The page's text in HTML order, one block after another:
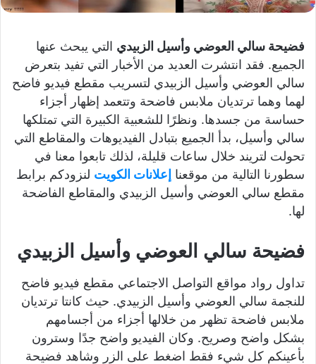
فضيحة سالي العوضي وأسيل الزبيدي التي يبحث عنها
الجميع. فقد انتشرت العديد من الأخبار التي تفيد بتعرض
سالي العوضي وأسيل الزبيدي لتسريب مقطع فيديو فاضح
لهما وهما ترتديان ملابس فاضحة وتتعمد إظهار أجزاء
حساسة من جسدها. ونظرًا للشعبية الكبيرة التي تمتلكها
سالي وأسيل، بدأ الجميع بتبادل الفيديوهات والمقاطع التي
تحولت لتريند خلال ساعات قليلة، لذلك تابعوا معنا في
سطورنا التالية من موقعنا إعلانات الكويت لنزودكم برابط
مقطع سالي العوضي وأسيل الزبيدي والمقاطع الفاضحة
لها.
فضيحة سالي العوضي وأسيل الزبيدي
تداول رواد مواقع التواصل الاجتماعي مقطع فيديو فاضح
للنجمة سالي العوضي وأسيل الزبيدي. حيث كانتا ترتديان
ملابس فاضحة تظهر من خلالها أجزاء من أجسامهم
بشكل واضح وصريح. وكان الفيديو واضح جدًا وسترون
بأعينكم كل شيء فقط اضغط على الزر وشاهد فضيحة